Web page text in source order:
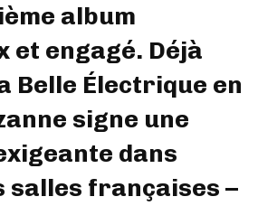
album
et engagé. Déjà
Belle Électrique en
signe une
dans
salles françaises –